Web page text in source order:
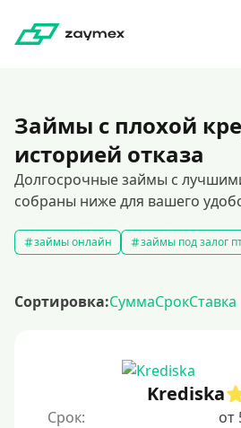
Займы с плохой
историей отказа
Долгосрочные займы с
собраны ниже для вашего
займы онлайн займы под залог
Сортировка:СуммаСрокСтавка
Krediska
Срок:
от